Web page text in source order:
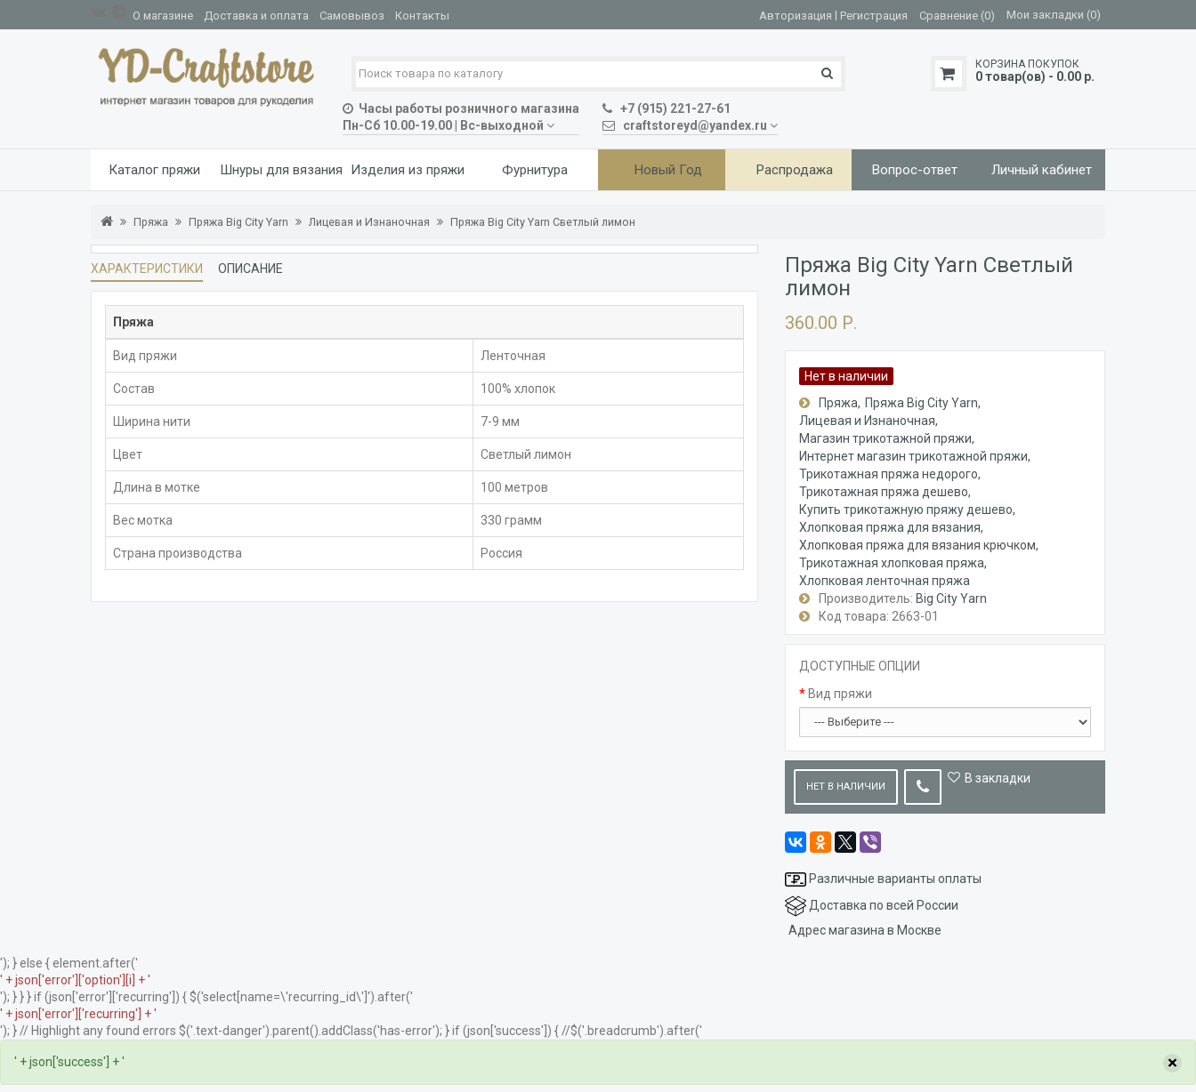
О магазине Доставка и оплата Самовывоз Контакты Авторизация | Регистрация Сравнение (0) Мои закладки (0)
Часы работы розничного магазина
Пн-Сб 10.00-19.00 | Вс-выходной
+7 (915) 221-27-61
craftstoreyd@yandex.ru
КОРЗИНА ПОКУПОК
0 товар(ов) - 0.00 р.
Каталог пряжи Шнуры для вязания Изделия из пряжи Фурнитура Новый Год Распродажа Вопрос-ответ Личный кабинет
Пряжа Пряжа Big City Yarn Лицевая и Изнаночная Пряжа Big City Yarn Светлый лимон
ХАРАКТЕРИСТИКИ ОПИСАНИЕ
Пряжа
Вид пряжи Ленточная
Состав 100% хлопок
Ширина нити 7-9 мм
Цвет Светлый лимон
Длина в мотке 100 метров
Вес мотка 330 грамм
Страна производства Россия
Пряжа Big City Yarn Светлый
лимон
360.00 Р.
Нет в наличии
Пряжа Пряжа Big City Yarn
Лицевая и Изнаночная
Магазин трикотажной пряжи
Интернет магазин трикотажной пряжи
Трикотажная пряжа недорого
Трикотажная пряжа дешево
Купить трикотажную пряжу дешево
Хлопковая пряжа для вязания
Хлопковая пряжа для вязания крючком
Трикотажная хлопковая пряжа
Хлопковая ленточная пряжа
Производитель: Big City Yarn
Код товара: 2663-01
ДОСТУПНЫЕ ОПЦИИ
Вид пряжи
НЕТ В НАЛИЧИИ
В закладки
Различные варианты оплаты
Доставка по всей России
Адрес магазина в Москве
'); } else { element.after('
' + json['error']['option'][i] + '
'); } } } if (json['error']['recurring']) { $('select[name=\'recurring_id\']').after('
' + json['error']['recurring'] + '
'); } // Highlight any found errors $('.text-danger').parent().addClass('has-error'); } if (json['success']) { //$('.breadcrumb').after('
' + json['success'] + ' ×